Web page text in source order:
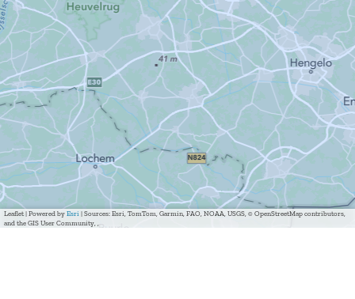
Leaflet | Powered by Esri | Sources: Esri, TomTom, Garmin, FAO, NOAA, USGS, © OpenStreetMap contributors,
and the GIS User Community, ,